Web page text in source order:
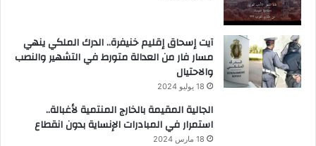
آيت إسحاق إقليم خنيفرة.. الدرك الملكي ينهي
مسار فار من العدالة متورط في التشهير والنصب
والاحتيال
18 يوليو 2024
الجالية المقيمة بالخارج المنتمية لأغبالة..
استمرار في المبادرات الإنساية بدون انقطاع
18 مارس 2024